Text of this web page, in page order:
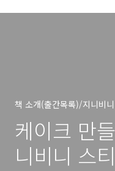
책 소개(출간목록)/지니비
케이크 만
니비니 스